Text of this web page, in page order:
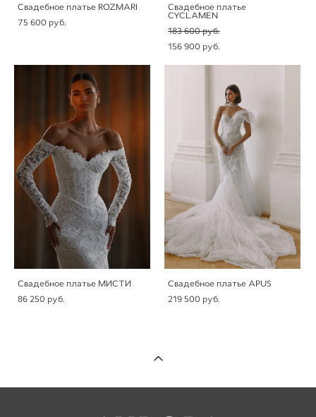
Свадебное платье ROZMARI
75 600 pуб.
Свадебное платье
CYCLAMEN
183 600 pуб.
156 900 pуб.
Свадебное платье МИСТИ
86 250 pуб.
Свадебное платье APUS
219 500 pуб.